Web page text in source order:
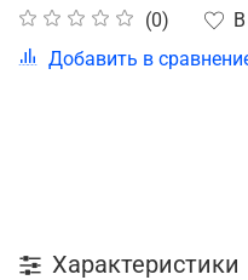
(0)
Добавить в
Характеристики